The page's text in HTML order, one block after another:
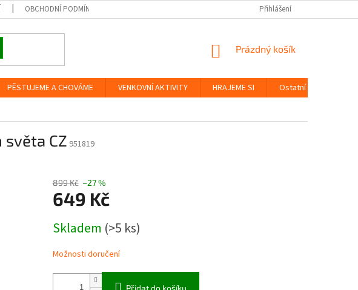
OBCHODNÍ PODMÍNKY ZÁSADY OCHRANY
Přihlášení
NÁKUPNÍ
Prázdný košík
PĚSTUJEME A CHOVÁME VENKOVNÍ AKTIVITY HRAJEME SI Ostatní
CZ 951819
899 Kč –27 %
649 Kč
cena:
Skladem (>5 ks)
Možnosti doručení